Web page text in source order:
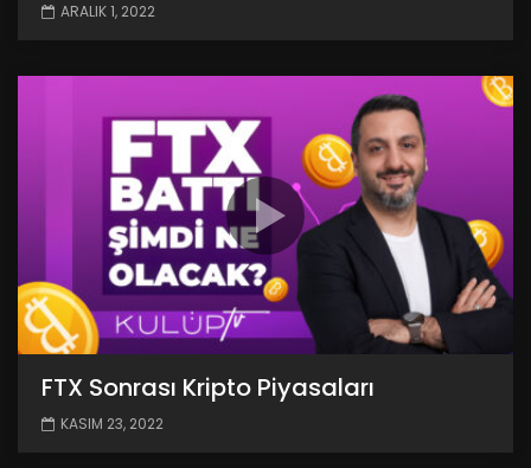
ARALIK 1, 2022
FTX Sonrası Kripto Piyasaları
KASIM 23, 2022